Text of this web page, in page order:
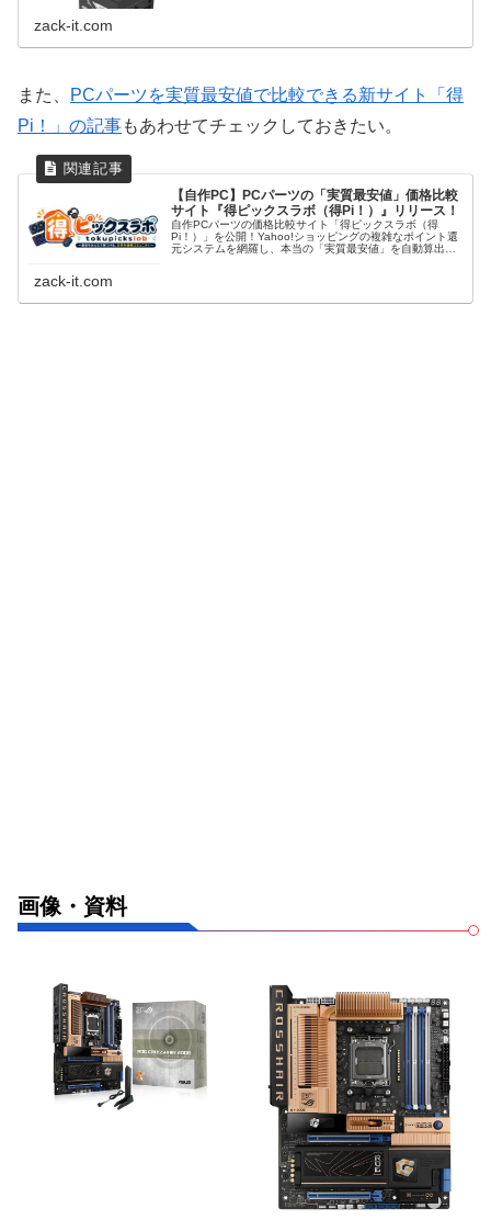
zack-it.com
また、
PCパーツを実質最安値で比較できる新サイト「得
Pi！」の記事もあわせてチェックしておきたい。
【自作PC】PCパーツの「実質最安値」価格比較
サイト『得ピックスラボ（得Pi！）』リリース！
自作PCパーツの価格比較サイト「得ピックスラボ（得
Pi！）」を公開！Yahoo!ショッピングの複雑なポイント還
元システムを網羅し、本当の「実質最安値」を自動算出し
zack-it.com
画像・資料